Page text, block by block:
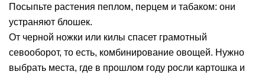
Посыпьте растения пеплом, перцем и табаком: они
устраняют блошек.
От черной ножки или килы спасет грамотный
севооборот, то есть, комбинирование овощей. Нужно
выбрать места, где в прошлом году росли картошка и